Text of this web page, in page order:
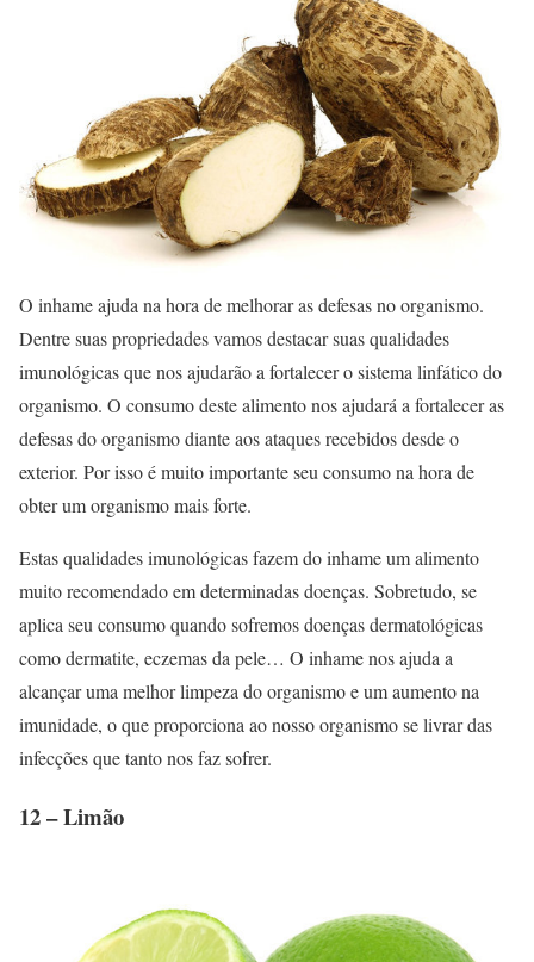
O inhame ajuda na hora de melhorar as defesas no organismo.
Dentre suas propriedades vamos destacar suas qualidades
imunológicas que nos ajudarão a fortalecer o sistema linfático do
organismo. O consumo deste alimento nos ajudará a fortalecer as
defesas do organismo diante aos ataques recebidos desde o
exterior. Por isso é muito importante seu consumo na hora de
obter um organismo mais forte.
Estas qualidades imunológicas fazem do inhame um alimento
muito recomendado em determinadas doenças. Sobretudo, se
aplica seu consumo quando sofremos doenças dermatológicas
como dermatite, eczemas da pele… O inhame nos ajuda a
alcançar uma melhor limpeza do organismo e um aumento na
imunidade, o que proporciona ao nosso organismo se livrar das
infecções que tanto nos faz sofrer.
12 – Limão